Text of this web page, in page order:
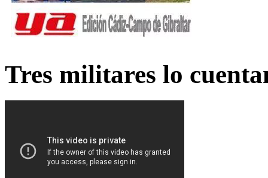
Tres militares lo